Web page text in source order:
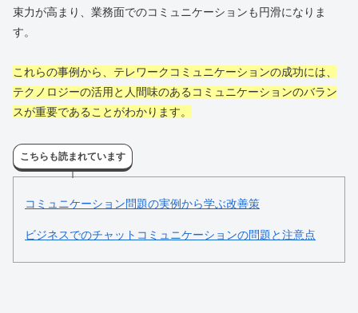
束力が高まり、業務面でのコミュニケーションも円滑になりま
す。
これらの事例から、テレワークコミュニケーションの成功には、
テクノロジーの活用と人間味のあるコミュニケーションのバラン
スが重要であることがわかります。
こちらも読まれています
コミュニケーション問題の実例から学ぶ改善策
ビジネスでのチャットコミュニケーションの問題と注意点